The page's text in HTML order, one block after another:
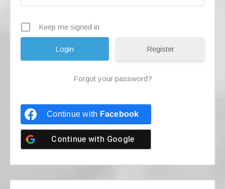
Keep me signed in
Register
Forgot your password?
Continue with Facebook
Continue with Google